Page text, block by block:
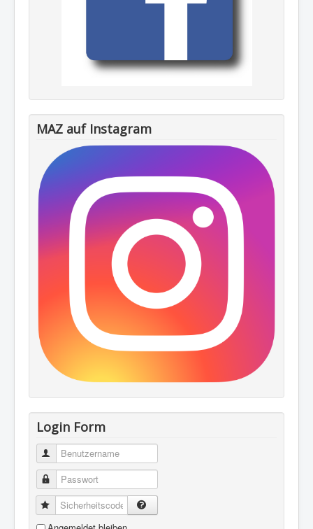
MAZ auf Instagram
Login Form
Benutzername
Passwort
Sicherheitscode